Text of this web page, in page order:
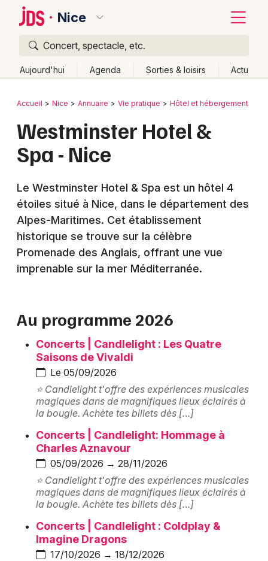
Nice
Concert, spectacle, etc.
Aujourd'hui Agenda Sorties & loisirs Actu
Publier un événement
Activité & Expérience
Manifestations
Foires & salons
Concerts
Sports
Soirées
Sorties famille
Expos
Sorties & loisirs
Hôtel et hébergement dans les Alpes-
Maritimes
Hôtel et hébergement en Provence-Alpes-
Côte-d'Azur
Bordeaux
Colmar
Lyon
Marseille
Mulhouse
Montpellier
Nice
Paris
Strasbourg
Toulouse
Toutes les villes
Retour
Accueil Nice Annuaire Vie pratique Hôtel et hébergement
Westminster Hotel &
Spa - Nice
Le Westminster Hotel & Spa est un hôtel 4
étoiles situé à Nice, dans le département des
Alpes-Maritimes. Cet établissement
historique se trouve sur la célèbre
Promenade des Anglais, offrant une vue
imprenable sur la mer Méditerranée.
Au programme 2026
Concerts | Candlelight : Les Quatre
Saisons de Vivaldi
Le 05/09/2026
⭐ Candlelight t'offre des expériences musicales
magiques dans de magnifiques lieux éclairés à
la bougie. Achète tes billets dès […]
Concerts | Candlelight: Hommage à
Charles Aznavour
05/09/2026 → 28/11/2026
⭐ Candlelight t'offre des expériences musicales
magiques dans de magnifiques lieux éclairés à
la bougie. Achète tes billets dès […]
Concerts | Candlelight : Coldplay &
Imagine Dragons
17/10/2026 → 18/12/2026
Quoi ?
Où ?
Provence-Alpes-Côte-d'Azur
Partout
Près de moi
Changer de lieu
Aujourd'hui
Demain Ce week-end Autre